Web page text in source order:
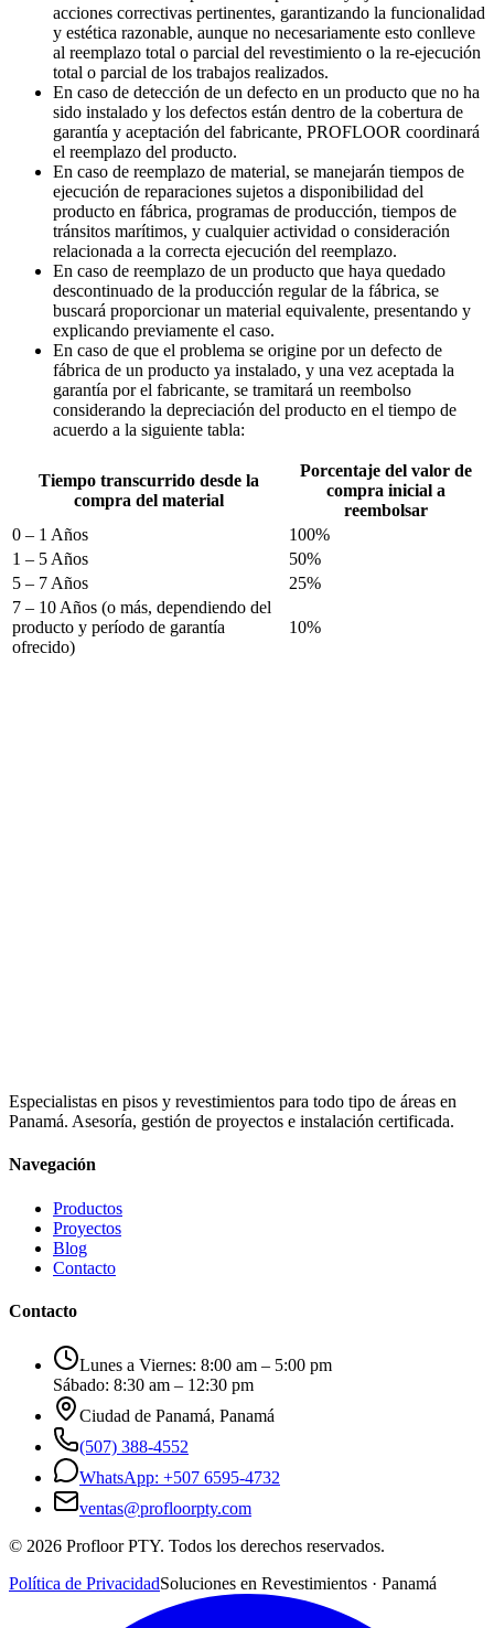
acciones correctivas pertinentes, garantizando la funcionalidad
y estética razonable, aunque no necesariamente esto conlleve
al reemplazo total o parcial del revestimiento o la re-ejecución
total o parcial de los trabajos realizados.
En caso de detección de un defecto en un producto que no ha
sido instalado y los defectos están dentro de la cobertura de
garantía y aceptación del fabricante, PROFLOOR coordinará
el reemplazo del producto.
En caso de reemplazo de material, se manejarán tiempos de
ejecución de reparaciones sujetos a disponibilidad del
producto en fábrica, programas de producción, tiempos de
tránsitos marítimos, y cualquier actividad o consideración
relacionada a la correcta ejecución del reemplazo.
En caso de reemplazo de un producto que haya quedado
descontinuado de la producción regular de la fábrica, se
buscará proporcionar un material equivalente, presentando y
explicando previamente el caso.
En caso de que el problema se origine por un defecto de
fábrica de un producto ya instalado, y una vez aceptada la
garantía por el fabricante, se tramitará un reembolso
considerando la depreciación del producto en el tiempo de
acuerdo a la siguiente tabla:
Tiempo transcurrido desde la
compra del material
Porcentaje del valor de
compra inicial a
reembolsar
0 – 1 Años
100%
1 – 5 Años
50%
5 – 7 Años
25%
7 – 10 Años (o más, dependiendo del
producto y período de garantía
ofrecido)
10%
Especialistas en pisos y revestimientos para todo tipo de áreas en
Panamá. Asesoría, gestión de proyectos e instalación certificada.
Navegación
Productos
Proyectos
Blog
Contacto
Contacto
Lunes a Viernes: 8:00 am – 5:00 pm
Sábado: 8:30 am – 12:30 pm
Ciudad de Panamá, Panamá
(507) 388-4552
WhatsApp: +507 6595-4732
ventas@profloorpty.com
© 2026 Profloor PTY. Todos los derechos reservados.
Política de PrivacidadSoluciones en Revestimientos · Panamá